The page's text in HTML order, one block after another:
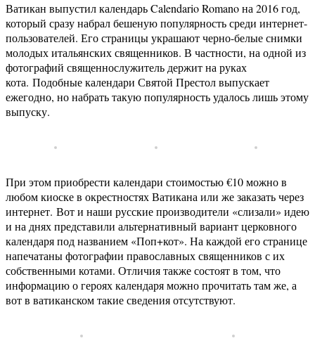
Ватикан выпустил календарь Calendario Romano на 2016 год,
который сразу набрал бешеную популярность среди интернет-
пользователей. Его страницы украшают черно-белые снимки
молодых итальянских священников. В частности, на одной из
фотографий священнослужитель держит на руках
кота. Подобные календари Святой Престол выпускает
ежегодно, но набрать такую популярность удалось лишь этому
выпуску.
При этом приобрести календари стоимостью €10 можно в
любом киоске в окрестностях Ватикана или же заказать через
интернет. Вот и наши русские производители «слизали» идею
и на днях представили альтернативный вариант церковного
календаря под названием «Поп+кот». На каждой его странице
напечатаны фотографии православных священников с их
собственными котами. Отличия также состоят в том, что
информацию о героях календаря можно прочитать там же, а
вот в ватиканском такие сведения отсутствуют.